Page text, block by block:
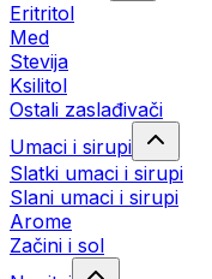
Eritritol
Med
Stevija
Ksilitol
Ostali zaslađivači
Umaci i sirupi
Slatki umaci i sirupi
Slani umaci i sirupi
Arome
Začini i sol